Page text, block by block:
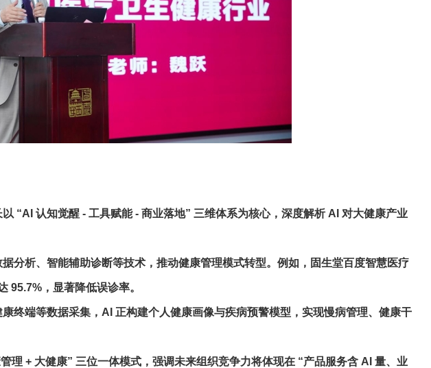
认知觉醒 - 工具赋能 - 商业落地” 三维体系为核心，深度解析 AI 对大健康产业
析、智能辅助诊断等技术，推动健康管理模式转型。例如，固生堂百度智慧医疗
95.7%，显著降低误诊率。
端等数据采集，AI 正构建个人健康画像与疾病预警模型，实现慢病管理、健康干
+ 大健康” 三位一体模式，强调未来组织竞争力将体现在 “产品服务含 AI 量、业